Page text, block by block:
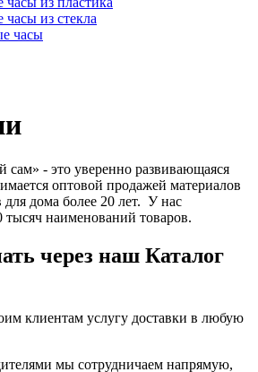
из стекла
часы
сам» - это уверенно развивающаяся
оптовой продажей материалов
для дома более 20 лет. У нас
тысяч наименований товаров.
через наш Каталог
клиентам услугу доставки в любую
мы сотрудничаем напрямую,